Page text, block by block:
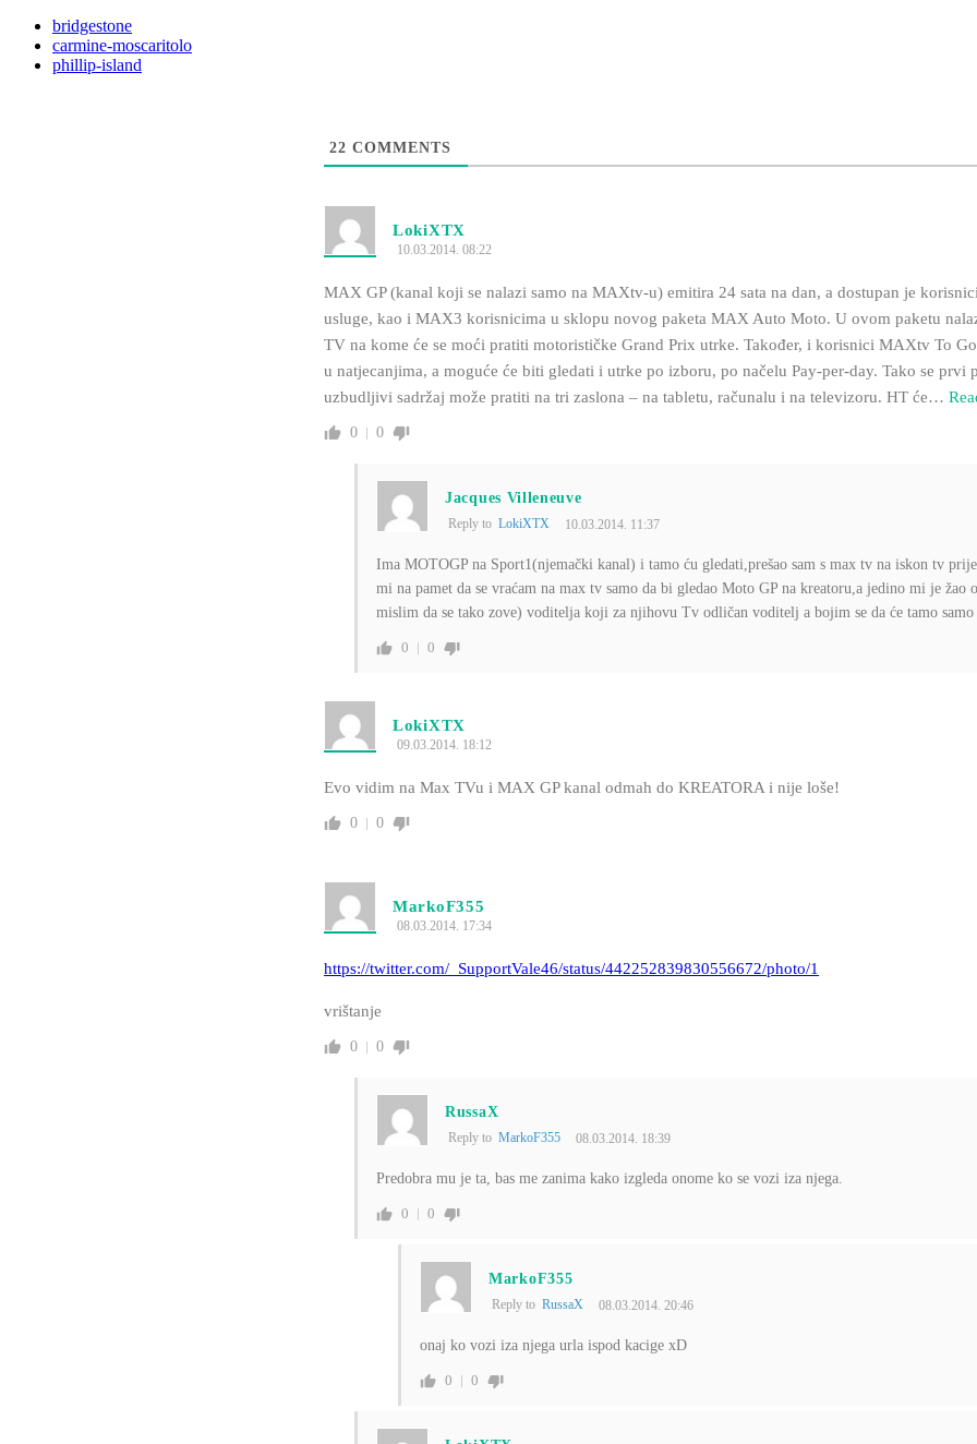
bridgestone
carmine-moscaritolo
phillip-island
22 COMMENTS
LokiXTX
10.03.2014. 08:22
MAX GP (kanal koji se nalazi samo na MAXtv-u) emitira 24 sata na dan, a dostupan je
usluge, kao i MAX3 korisnicima u sklopu novog paketa MAX Auto Moto. U ovom paketu
TV na kome će se moći pratiti motorističke Grand Prix utrke. Također, i korisnici MAXtv To
u natjecanjima, a moguće će biti gledati i utrke po izboru, po načelu Pay-per-day. Tako se prvi
uzbudljivi sadržaj može pratiti na tri zaslona – na tabletu, računalu i na televizoru. HT će…
0 0
Jacques Villeneuve
Reply to LokiXTX 10.03.2014. 11:37
Ima MOTOGP na Sport1(njemački kanal) i tamo ću gledati,prešao sam s max tv na iskon tv
mi na pamet da se vraćam na max tv samo da bi gledao Moto GP na kreatoru,a jedino mi je žao
mislim da se tako zove) voditelja koji za njihovu Tv odličan voditelj a bojim se da će tamo samo
0 0
LokiXTX
09.03.2014. 18:12
Evo vidim na Max TVu i MAX GP kanal odmah do KREATORA i nije loše!
0 0
MarkoF355
08.03.2014. 17:34
https://twitter.com/_SupportVale46/status/442252839830556672/photo/1
vrištanje
0 0
RussaX
Reply to MarkoF355 08.03.2014. 18:39
Predobra mu je ta, bas me zanima kako izgleda onome ko se vozi iza njega.
0 0
MarkoF355
Reply to RussaX 08.03.2014. 20:46
onaj ko vozi iza njega urla ispod kacige xD
0 0